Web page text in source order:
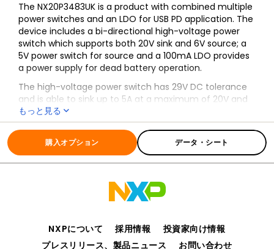
The NX20P3483UK is a product with combined multiple
power switches and an LDO for USB PD application. The
device includes a bi-directional high-voltage power
switch which supports both 20V sink and 6V source; a
5V power switch for source and a 100mA LDO provides
a power supply for dead battery operation.
The high-voltage power switch has 29V DC tolerance
and is able to sink up to 5A at a maximum of 20V and
source up to 3.4A at a maximum of 6V. When it is
configured as a high-voltage sink switch, the path has
overvoltage protection and reverse current protection
features. While it is configured as a high-voltage
source switch, the adjustable overcurrent limit circuit is
もっと見る
全ての情報 NX20P3483UK
購入オプション データ・シート
NXPについて 採用情報
投資家向け情報
プレスリリース、製品ニュース
お問い合わせ